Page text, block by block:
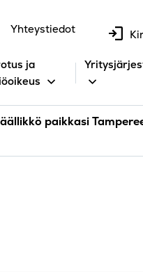
Yhteystiedot
ja
paikkasi